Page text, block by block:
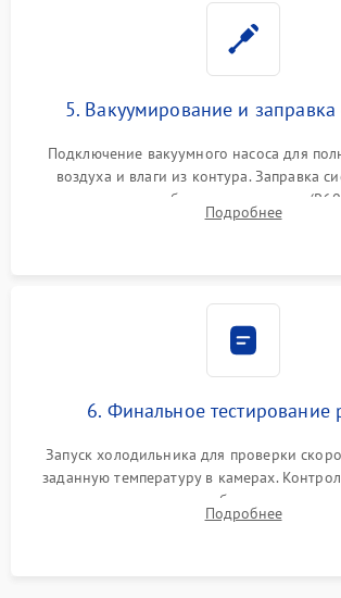
5. Вакуумирование и
Подключение вакуумного насоса для
воздуха и влаги из контура. Заправка
дозированным объемом хладагента
электронным весам. Контроль рабочего
Подробнее
6. Финальное тестирование
Запуск холодильника для проверки
заданную температуру в камерах.
компрессора, отсутствия обмерзания
срабатывания системыПодробнее